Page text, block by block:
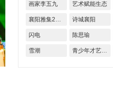
画家李五九 艺术赋能生态
襄阳雅集23期 诗城襄阳
闪电 陈思瑜
雪潮 青少年才艺大赛